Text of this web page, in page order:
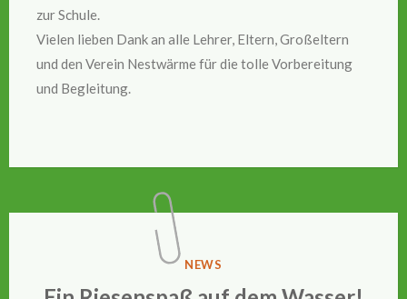
zur Schule.
Vielen lieben Dank an alle Lehrer, Eltern, Großeltern
und den Verein Nestwärme für die tolle Vorbereitung
und Begleitung.
VERÖFFENTLICHT
NEWS